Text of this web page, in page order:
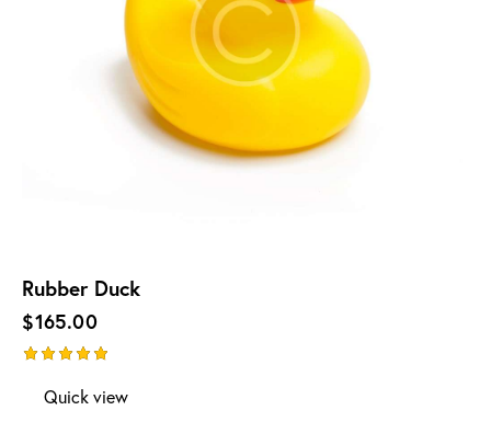
Rubber Duck
$165.00
5.00Quick view